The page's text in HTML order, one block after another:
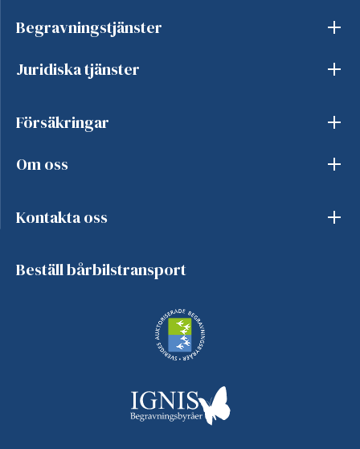
Begravningstjänster
Juridiska tjänster
Försäkringar
Om oss
Kontakta oss
Beställ bårbilstransport